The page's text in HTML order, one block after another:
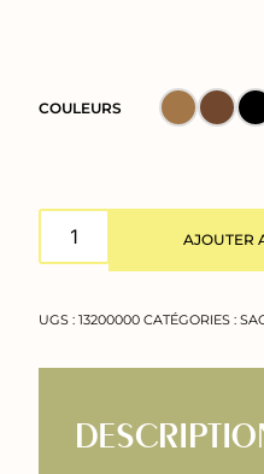
COULEURS
AJOUTER
UGS :13200000 CATÉGORIES :